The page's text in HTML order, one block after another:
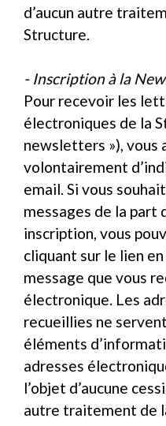
d’aucun autre
Structure.
- Inscription à la
Pour recevoir les
électroniques de la
newsletters »), vous
volontairement
email. Si vous
messages de la part
inscription, vous
cliquant sur le lien
message que vous
électronique. Les
recueillies ne
éléments
adresses
l’objet d’aucune
autre traitement de